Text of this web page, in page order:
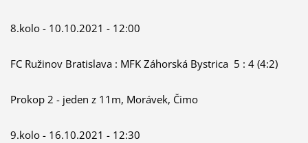
8.kolo - 10.10.2021 - 12:00
FC Ružinov Bratislava : MFK Záhorská Bystrica 5 : 4 (4:2)
Prokop 2 - jeden z 11m, Morávek, Čimo
9.kolo - 16.10.2021 - 12:30